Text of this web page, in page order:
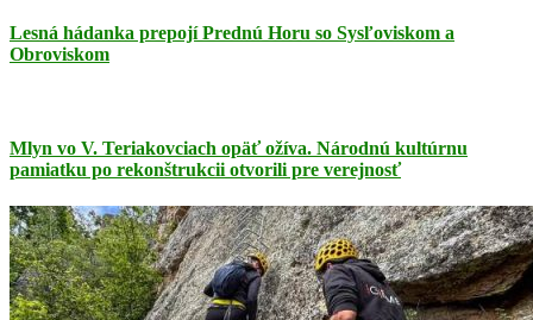
Lesná hádanka prepojí Prednú Horu so Sysľoviskom a
Obroviskom
Mlyn vo V. Teriakovciach opäť ožíva. Národnú kultúrnu
pamiatku po rekonštrukcii otvorili pre verejnosť